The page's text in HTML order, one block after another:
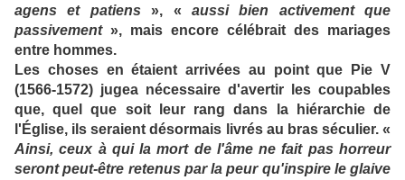
agens et patiens », « aussi bien activement que
passivement», mais encore célébrait des mariages
entre hommes.
Les choses en étaient arrivées au point que Pie V
(1566-1572) jugea nécessaire d'avertir les coupables
que, quel que soit leur rang dans la hiérarchie de
l'Église, ils seraient désormais livrés au bras séculier. «
Ainsi, ceux à qui la mort de l'âme ne fait pas horreur
seront peut-être retenus par la peur qu'inspire le glaive